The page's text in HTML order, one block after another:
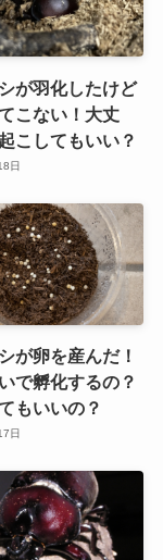
が羽化したけど
こない！大丈
こしてもいい？
日
が卵を産んだ！
で孵化するの？
もいいの？
日